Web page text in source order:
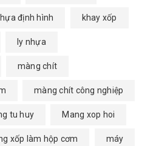
định hình khay xốp
ly nhựa
màng chít
màng chít công nghiệp
tu huy Mang xop hoi
xốp làm hộp cơm máy